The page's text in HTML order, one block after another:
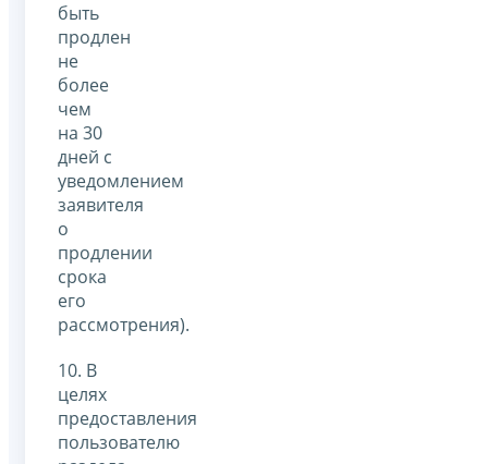
быть
продлен
не
более
чем
на 30
дней с
уведомлением
заявителя
о
продлении
срока
его
рассмотрения).
10. В
целях
предоставления
пользователю